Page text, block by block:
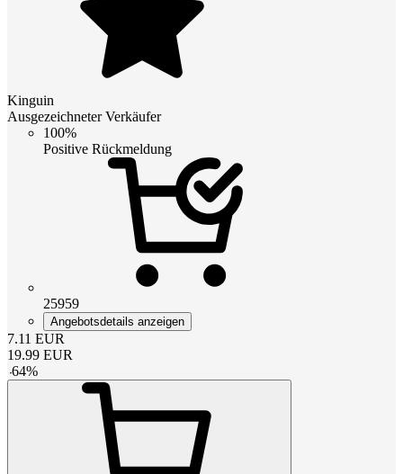
Kinguin
Ausgezeichneter Verkäufer
100%
Positive Rückmeldung
25959
Angebotsdetails anzeigen
7.11 EUR
19.99 EUR
-64%